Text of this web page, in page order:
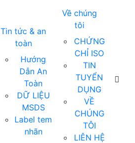
Tin tức & an
toàn
Hướng
Dẫn An
Toàn
DỮ LIỆU
MSDS
Label tem
nhãn
Về chúng
tôi
CHỨNG
CHỈ ISO
TIN
TUYỂN
DỤNG
VỀ
CHÚNG
TÔI
LIÊN HỆ